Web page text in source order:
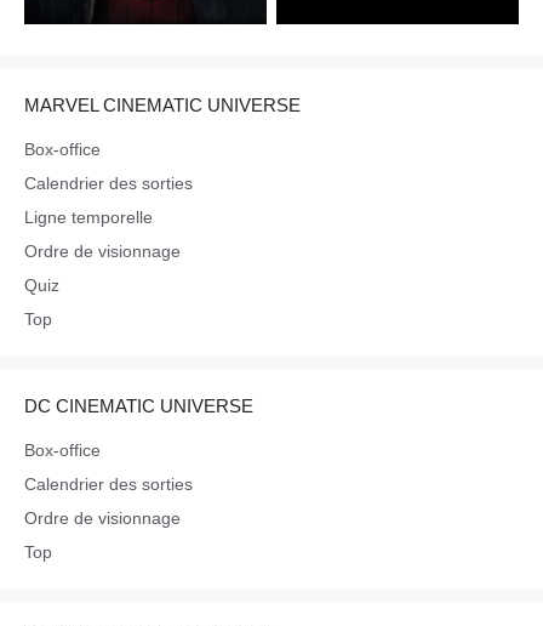
MARVEL CINEMATIC UNIVERSE
Box-office
Calendrier des sorties
Ligne temporelle
Ordre de visionnage
Quiz
Top
DC CINEMATIC UNIVERSE
Box-office
Calendrier des sorties
Ordre de visionnage
Top